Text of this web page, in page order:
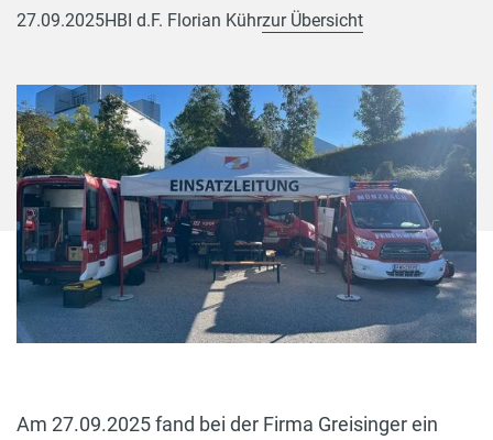
27.09.2025HBI d.F. Florian Kührzur Übersicht
Am 27.09.2025 fand bei der Firma Greisinger ein